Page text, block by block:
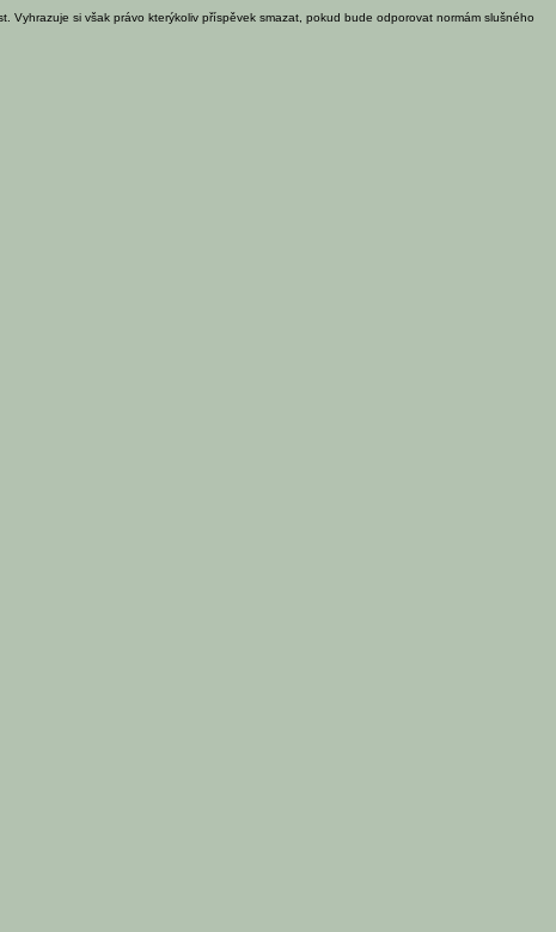
si však právo kterýkoliv příspěvek smazat, pokud bude odporovat normám slušného